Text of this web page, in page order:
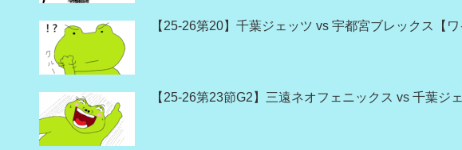
【25-26第20】千葉ジェッツ vs 宇都宮ブレックス【ワ
【25-26第23節G2】三遠ネオフェニックス vs 千葉ジ